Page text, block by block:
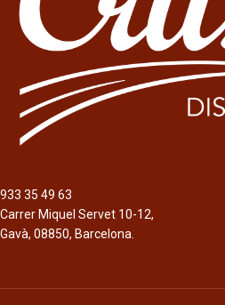
933 35 49 63
Carrer Miquel Servet 10-12,
Gavà, 08850, Barcelona.